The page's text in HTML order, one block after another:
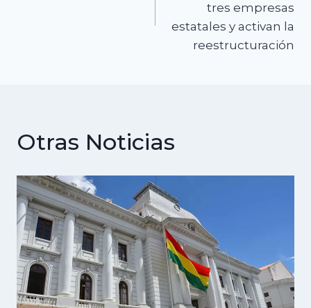
tres empresas
estatales y activan la
reestructuración
Otras Noticias